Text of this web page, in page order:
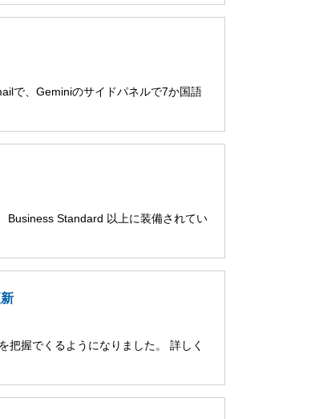
で、Geminiのサイドパネルで7か国語
Standard 以上に装備されてい
把握でくるようになりました。 詳しく